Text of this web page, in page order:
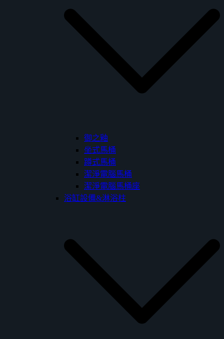
御之釉
坐式馬桶
蹲式馬桶
潔淨電腦馬桶
潔淨電腦馬桶座
浴缸設備&淋浴柱